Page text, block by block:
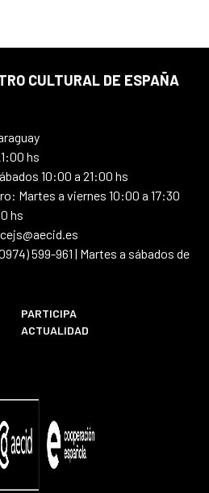
CULTURAL DE ESPAÑA
hs
10:00 a 21:00 hs
Martes a viernes 10:00 a 17:30
hs
599-961 | Martes a sábados de
PARTICIPA
ACTUALIDAD